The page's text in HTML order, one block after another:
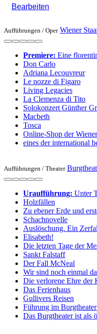
Bearbeiten
Aufführungen / Oper Wiener
Premiere: Eine
Don Carlo
Adriana Lecouvreur
Le nozze di Figaro
Living Legacies
La Clemenza di Tito
Solo­konzert Günther
Macbeth
Tosca
Online-Shop der
eines der international
Aufführungen / Theater
Uraufführung: Unter
Holzfällen
Zu ebener Erde und
Schachnovelle
Auslöschung. Ein
Elisabeth!
Die letzten Tage der
Sankt Falstaff
Der Fall McNeal
Wir sind noch einmal
Die verlorene Ehre der
Das Ferienhaus
Gullivers Reisen
Führung im
Das Burgtheater ist als